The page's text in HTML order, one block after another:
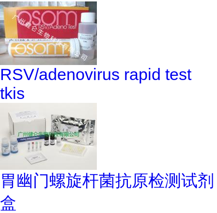
RSV/adenovirus rapid test
tkis
胃幽门螺旋杆菌抗原检测试剂
盒